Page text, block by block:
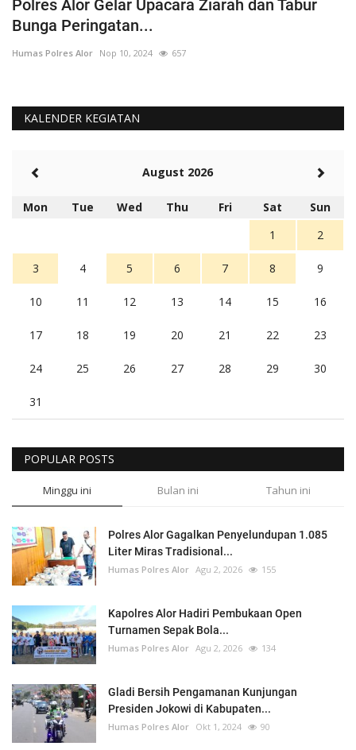
Polres Alor Gelar Upacara Ziarah dan Tabur
Bunga Peringatan...
Humas Polres Alor Nop 10, 2024 657
KALENDER KEGIATAN
August 2026
Mon Tue Wed Thu Fri Sat
Sun
1
2
3 4 5 6 7 8 9
10 11 12 13 14 15 16
17 18 19 20 21 22 23
24 25 26 27 28 29 30
31
POPULAR POSTS
Minggu ini Bulan ini Tahun ini
Polres Alor Gagalkan Penyelundupan 1.085
Liter Miras Tradisional...
Humas Polres Alor Agu 2, 2026 155
Kapolres Alor Hadiri Pembukaan Open
Turnamen Sepak Bola...
Humas Polres Alor Agu 2, 2026 134
Gladi Bersih Pengamanan Kunjungan
Presiden Jokowi di Kabupaten...
Humas Polres Alor Okt 1, 2024 90